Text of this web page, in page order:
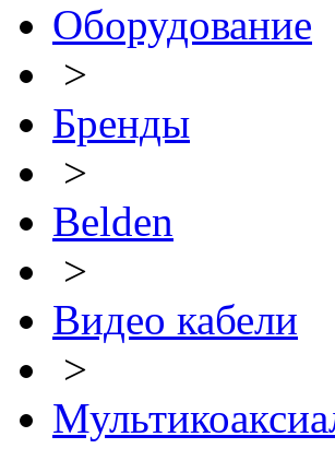
Оборудование
>
Бренды
>
Belden
>
Видео кабели
>